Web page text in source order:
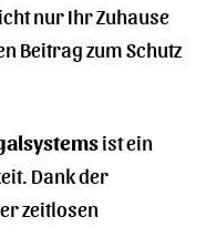
nur Ihr Zuhause
Beitrag zum Schutz
ist ein
Dank der
zeitlosen